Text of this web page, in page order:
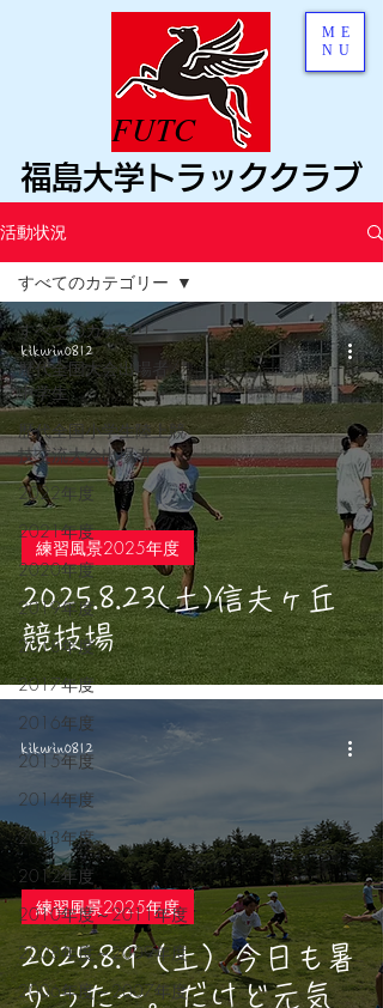
福島大学トラッククラブ
FUTC
ME
NU
活動状況
すべてのカテゴリー
歴代全国大会出場者/
中学生
歴代全国小学生陸上競
技交流大会出場者
2022年度
2021年度
2020年度
2019年度
2018年度
2017年度
2016年度
2015年度
2014年度
2013年度
2012年度
2010年度～2011年度
2008年度～2009年度
2006年度～2007年度
すべてのカテゴリー
2025.8.23(土)信夫ヶ丘
競技場
練習風景2025年度
kikurin0812
2025.8.9（土）今日も暑
かった～。だけど元気
練習風景2025年度
kikurin0812